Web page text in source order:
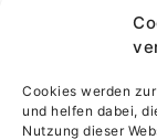
Cookies werden
und helfen dabei,
Nutzung dieser